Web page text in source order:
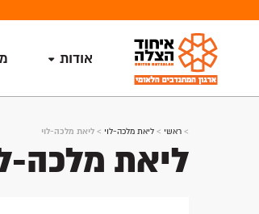
אודות
> ראשי > ליאת מלכה-לוי > ליאת מלכה-לוי
ליאת מלכה-